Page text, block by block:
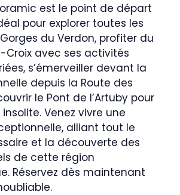
est le point de départ
pour explorer toutes les
du Verdon, profiter du
Croix avec ses activités
s’émerveiller devant la
depuis la Route des
le Pont de l’Artuby pour
Venez vivre une
alliant tout le
et la découverte des
de cette région
Réservez dès maintenant